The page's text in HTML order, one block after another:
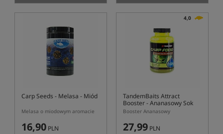
Carp Seeds - Melasa - Miód
Melasa o miodowym aromacie
16,90 PLN
4,0
TandemBaits Attract
Booster- Ananasowy Sok
Booster Ananasowy
27,99 PLN